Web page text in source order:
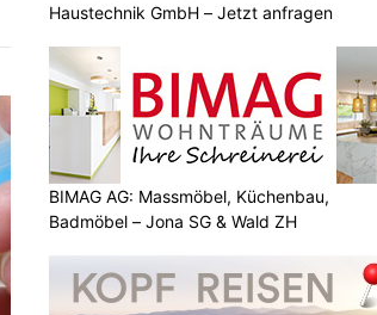
Haustechnik GmbH – Jetzt anfragen
BIMAG AG: Massmöbel, Küchenbau,
Badmöbel – Jona SG & Wald ZH